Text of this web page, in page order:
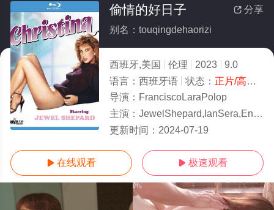
正片
 分享
偷情的好日子
别名：touqingdehaorizi
西班牙,美国 伦理 2023
9.0
语言： 西班牙语 状态： 正片/高清
导演： FranciscoLaraPolop
主演： JewelShepard,IanSera,EnriqueJohnson
更新时间： 2024-07-19
 在线观看  极速观看